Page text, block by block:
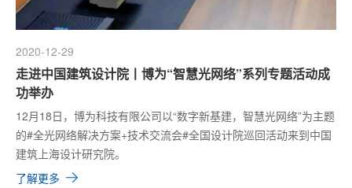
2020-12-29
走进中国建筑设计院丨博为“智慧光网络”系列专题活动成
功举办
12月18日，博为科技有限公司以“数字新基建，智慧光网络”为主题
的#全光网络解决方案+技术交流会#全国设计院巡回活动来到中国
建筑上海设计研究院。
了解更多